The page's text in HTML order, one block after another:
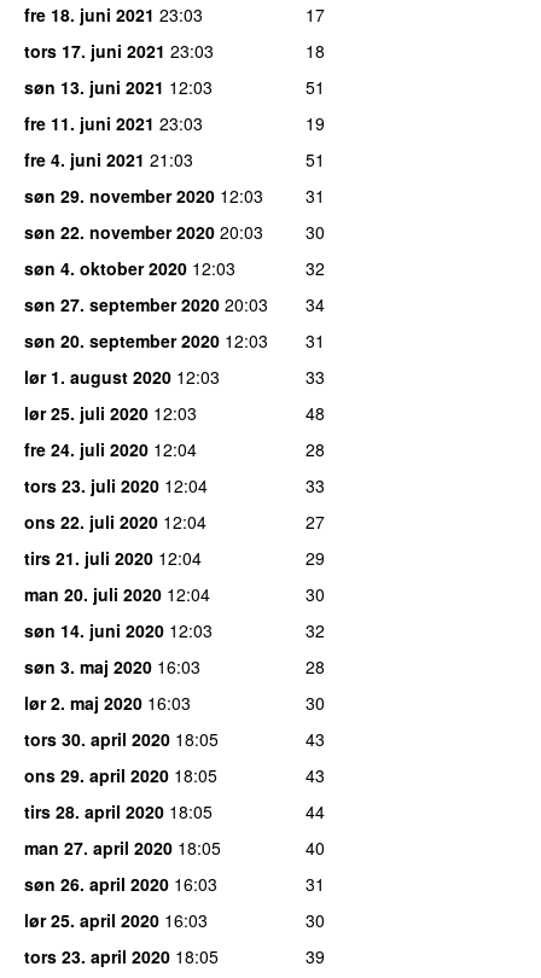
fre 18. juni 2021 23:03
17
tors 17. juni 2021 23:03
18
søn 13. juni 2021 12:03
51
fre 11. juni 2021 23:03
19
fre 4. juni 2021 21:03
51
søn 29. november 2020 12:03
31
søn 22. november 2020 20:03
30
søn 4. oktober 2020 12:03
32
søn 27. september 2020 20:03
34
søn 20. september 2020 12:03
31
lør 1. august 2020 12:03
33
lør 25. juli 2020 12:03
48
fre 24. juli 2020 12:04
28
tors 23. juli 2020 12:04
33
ons 22. juli 2020 12:04
27
tirs 21. juli 2020 12:04
29
man 20. juli 2020 12:04
30
søn 14. juni 2020 12:03
32
søn 3. maj 2020 16:03
28
lør 2. maj 2020 16:03
30
tors 30. april 2020 18:05
43
ons 29. april 2020 18:05
43
tirs 28. april 2020 18:05
44
man 27. april 2020 18:05
40
søn 26. april 2020 16:03
31
lør 25. april 2020 16:03
30
tors 23. april 2020 18:05
39